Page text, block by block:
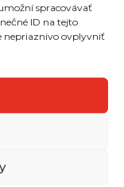
spracovávať
ID na tejto
nepriaznivo ovplyvniť
je v nich rozdiel?
používať pri